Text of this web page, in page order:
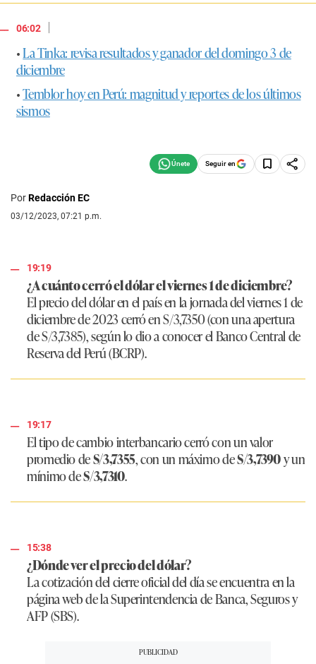
06:02
|
•La Tinka: revisa resultados y ganador del domingo 3 de
diciembre
•Temblor hoy en Perú: magnitud y reportes de los últimos
sismos
Seguir en
PorRedacción EC
03/12/2023, 07:21 p.m.
19:19
¿A cuánto cerró el dólar el viernes 1 de diciembre?
El precio del dólar en el país en la jornada del viernes 1 de
diciembre de 2023 cerró en S/3,7350 (con una apertura
de S/3,7385), según lo dio a conocer el Banco Central de
Reserva del Perú (BCRP).
19:17
El tipo de cambio interbancario cerró con un valor
promedio deS/3,7355, con un máximo deS/3,7390y un
mínimo deS/3,7310.
15:38
¿Dónde ver el precio del dólar?
La cotización del cierre oficial del día se encuentra en la
página web de la Superintendencia de Banca, Seguros y
AFP (SBS).